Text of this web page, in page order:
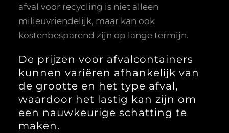
afval voor recycling is niet alleen
milieuvriendelijk, maar kan ook
kostenbesparend zijn op lange termijn.
De prijzen voor afvalcontainers
kunnen variëren afhankelijk van
de grootte en het type afval,
waardoor het lastig kan zijn om
een nauwkeurige schatting te
maken.